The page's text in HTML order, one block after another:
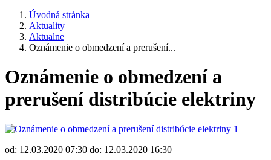
Úvodná stránka
Aktuality
Aktualne
Oznámenie o obmedzení a prerušení...
Oznámenie o obmedzení a
prerušení distribúcie elektriny
od: 12.03.2020 07:30 do: 12.03.2020 16:30